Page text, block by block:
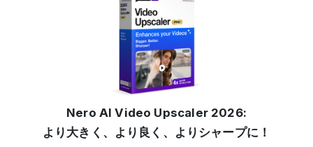
Nero AI Video Upscaler 2026:
より大きく、より良く、よりシャープに！